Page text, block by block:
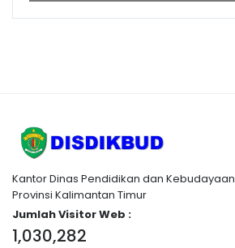
Kantor Dinas Pendidikan dan Kebudayaan
Provinsi Kalimantan Timur
Jumlah Visitor Web :
1,030,282